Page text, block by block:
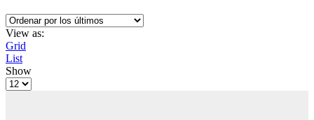
View as:
Grid
List
Show
Products